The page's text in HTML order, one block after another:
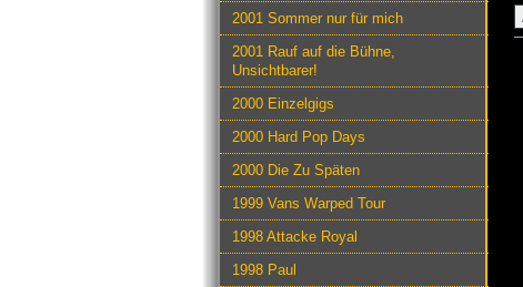
2001 Sommer nur für mich
2001 Rauf auf die Bühne,
Unsichtbarer!
2000 Einzelgigs
2000 Hard Pop Days
2000 Die Zu Späten
1999 Vans Warped Tour
1998 Attacke Royal
1998 Paul